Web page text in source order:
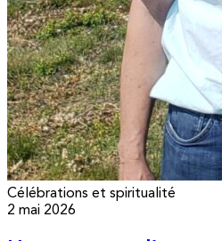
Célébrations et spiritualité
2 mai 2026